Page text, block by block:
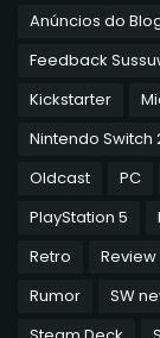
Anúncios do
Feedback
Kickstarter
Nintendo Switch
Oldcast
PC
PlayStation 5
Retro
Review
Rumor
SW